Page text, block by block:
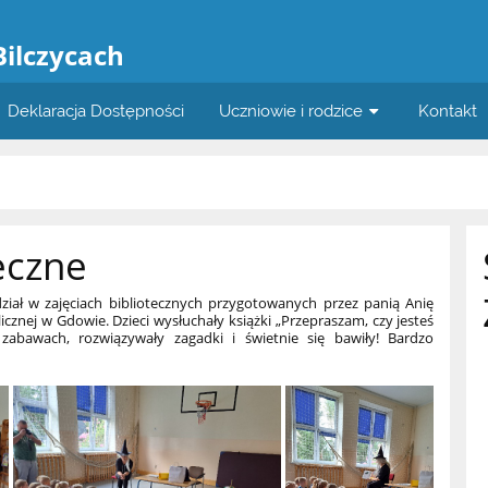
Deklaracja Dostępności Uczniowie i rodzice Kontakt
w zajęciach bibliotecznych przygotowanych przez panią Anię
w Gdowie. Dzieci wysłuchały książki „Przepraszam, czy jesteś
rozwiązywały zagadki i świetnie się bawiły! Bardzo